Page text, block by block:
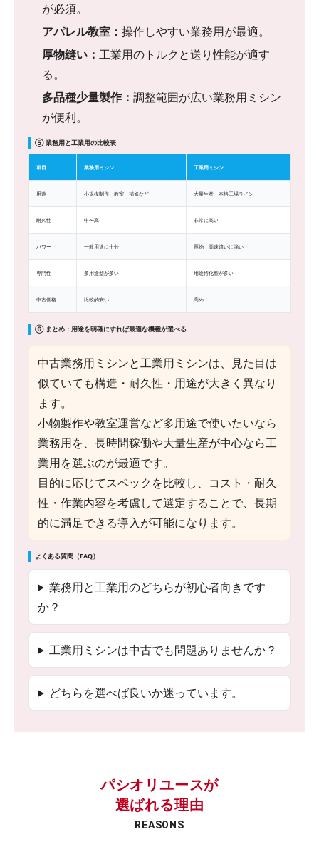
が必須。
アパレル教室： 操作しやすい業務用が最適。
厚物縫い： 工業用のトルクと送り性能が適す
る。
多品種少量製作： 調整範囲が広い業務用ミシン
が便利。
⑤ 業務用と工業用の比較表
項目 業務用ミシン 工業用ミシン
用途 小規模制作・教室・補修など 大量生産・本格工場ライン
耐久性 中〜高 非常に高い
パワー 一般用途に十分 厚物・高速縫いに強い
専門性 多用途型が多い 用途特化型が多い
中古価格 比較的安い 高め
⑥ まとめ：用途を明確にすれば最適な機種が選べる
中古業務用ミシンと工業用ミシンは、見た目は
似ていても構造・耐久性・用途が大きく異なり
ます。
小物製作や教室運営など多用途で使いたいなら
業務用を、長時間稼働や大量生産が中心なら工
業用を選ぶのが最適です。
目的に応じてスペックを比較し、コスト・耐久
性・作業内容を考慮して選定することで、長期
的に満足できる導入が可能になります。
よくある質問（FAQ）
業務用と工業用のどちらが初心者向きです
か？
工業用ミシンは中古でも問題ありませんか？
どちらを選べば良いか迷っています。
パシオリユースが
選ばれる理由
REASONS